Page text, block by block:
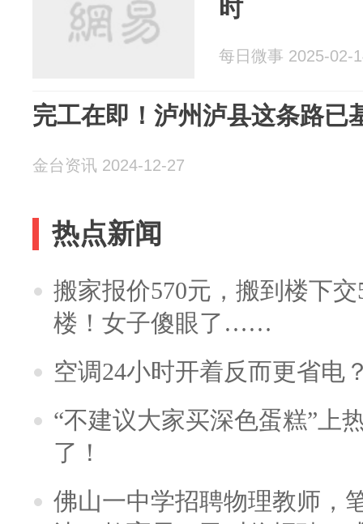
时
每日微事 2025-02-
完工在即！泸州泸县这条路已
金台资讯 2024-12-27
热点新闻
搬家报价570元，搬到楼下
楼！女子傻眼了……
空调24小时开着反而更省电
“不建议大家买深色蛋糕”上
了！
佛山一中学招聘物理教师，